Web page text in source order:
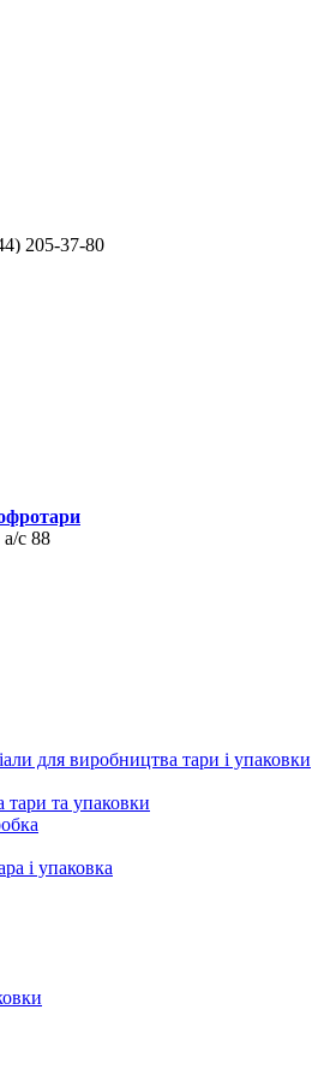
205-37-80
с 88
для виробництва тари і упаковки
та упаковки
і упаковка